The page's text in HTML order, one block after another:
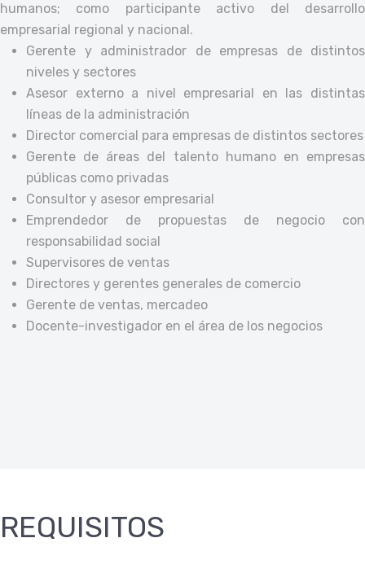
humanos; como participante activo del desarrollo
empresarial regional y nacional.
Gerente y administrador de empresas de distintos
niveles y sectores
Asesor externo a nivel empresarial en las distintas
líneas de la administración
Director comercial para empresas de distintos sectores
Gerente de áreas del talento humano en empresas
públicas como privadas
Consultor y asesor empresarial
Emprendedor de propuestas de negocio con
responsabilidad social
Supervisores de ventas
Directores y gerentes generales de comercio
Gerente de ventas, mercadeo
Docente-investigador en el área de los negocios
REQUISITOS